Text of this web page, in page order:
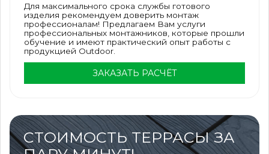
Для максимального срока службы готового
изделия рекомендуем доверить монтаж
профессионалам! Предлагаем Вам услуги
профессиональных монтажников, которые прошли
обучение и имеют практический опыт работы с
продукцией Outdoor.
ЗАКАЗАТЬ РАСЧЁТ
СТОИМОСТЬ ТЕРРАСЫ ЗА